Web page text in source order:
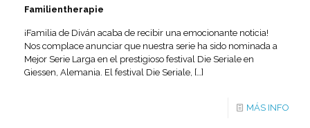
Familientherapie
¡Familia de Diván acaba de recibir una emocionante noticia!
Nos complace anunciar que nuestra serie ha sido nominada a
Mejor Serie Larga en el prestigioso festival Die Seriale en
Giessen, Alemania. El festival Die Seriale, […]
MÁS INFO